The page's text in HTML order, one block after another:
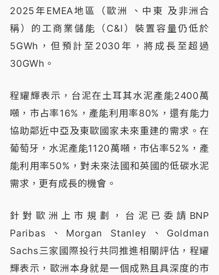
2025年EMEA地區（歐洲 、中東 及非洲合
稱）的工商業儲能（C&I）裝置容量仍低於
5GWh，但預計至2030年，將成長至超過
30GWh。
程耀輝表示，台泥在土耳其水泥產能2400萬
噸，市占率16%，產能利用率80%，還有能力
協助鄰近中亞及東歐國家未來重建的需求。在
葡萄牙，水泥產能1120萬噸，市佔率52%，產
能利用率50%，對未來法國和英國的低碳水泥
需求，更有成長的機會。
針對歐洲上市規劃，台泥已委請BNP
Paribas、Morgan Stanley、Goldman
Sachs三家國際投行共同推進相關評估，程耀
輝表示，歐洲本身就是一個成熟且具深度的市